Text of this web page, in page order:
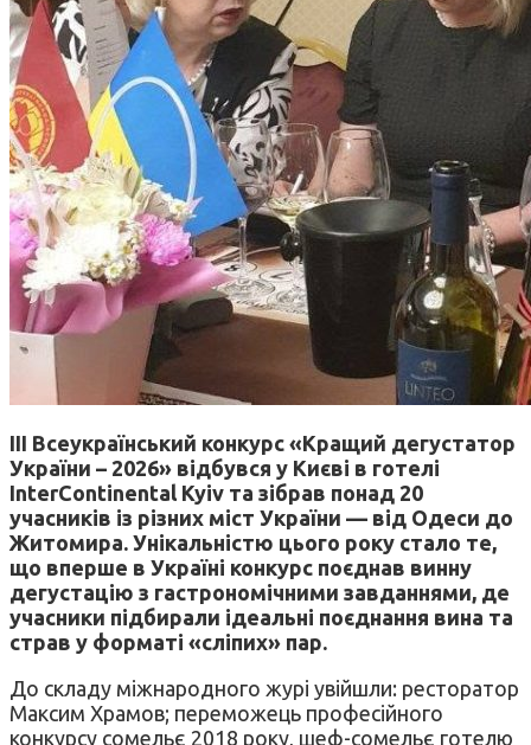
III Всеукраїнський конкурс «Кращий дегустатор
України – 2026» відбувся у Києві в готелі
InterContinental Kyiv та зібрав понад 20
учасників із різних міст України — від Одеси до
Житомира. Унікальністю цього року стало те,
що вперше в Україні конкурс поєднав винну
дегустацію з гастрономічними завданнями, де
учасники підбирали ідеальні поєднання вина та
страв у форматі «сліпих» пар.
До складу міжнародного журі увійшли: ресторатор
Максим Храмов; переможець професійного
конкурсу сомельє 2018 року, шеф-сомельє готелю